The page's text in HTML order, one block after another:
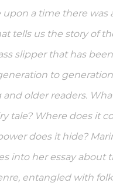
upon a time there was
tells us the story of
slipper that has
to
and older readers.
tale? Where does it
does it hide?
into her essay about
entangled with